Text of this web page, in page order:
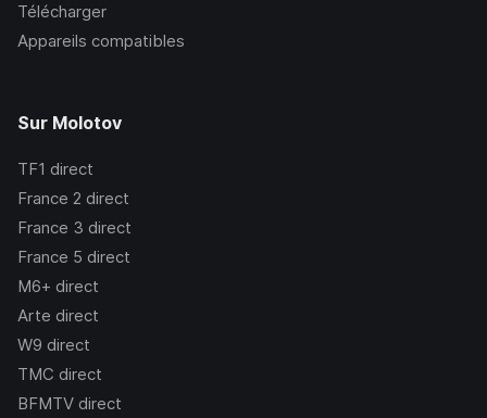
Télécharger
Appareils compatibles
Sur Molotov
TF1 direct
France 2 direct
France 3 direct
France 5 direct
M6+ direct
Arte direct
W9 direct
TMC direct
BFMTV direct